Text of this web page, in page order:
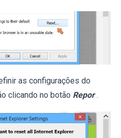
as configurações do
clicando no botão Repor .